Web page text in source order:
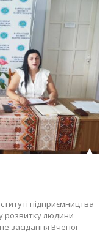
підприємництва
розвитку людини
засідання Вченої